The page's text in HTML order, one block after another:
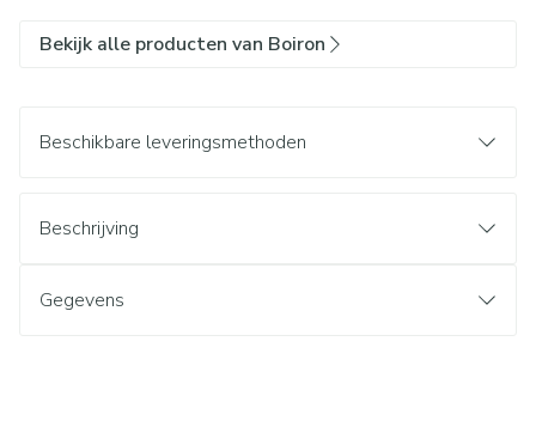
Bekijk alle producten van Boiron
Beschikbare leveringsmethoden
Beschrijving
Gegevens